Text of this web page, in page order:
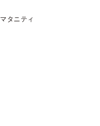
マタニティ